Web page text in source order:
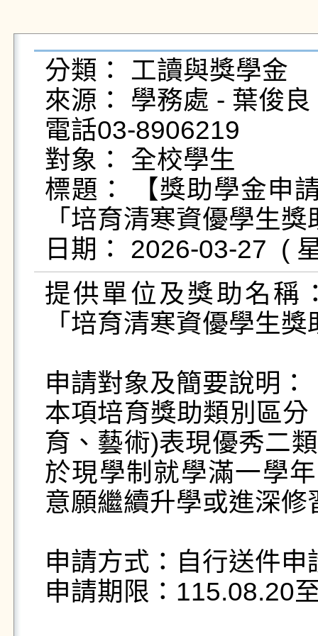
分類： 工讀與獎學金
來源： 學務處 - 葉俊
電話03-8906219
對象： 全校學生
標題： 【獎助學金申
「培育清寒資優學生
提供單位及獎助名稱
「培育清寒資優學生
申請對象及簡要說明：
本項培育獎助類別區
育、藝術)表現優秀二
於現學制就學滿一學
意願繼續升學或進深修
申請方式：自行送件申
申請期限：115.08.20